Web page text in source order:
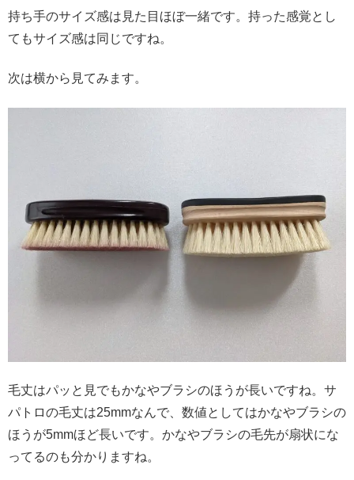
持ち手のサイズ感は見た目ほぼ一緒です。持った感覚とし
てもサイズ感は同じですね。
次は横から見てみます。
毛丈はパッと見でもかなやブラシのほうが長いですね。サ
パトロの毛丈は25mmなんで、数値としてはかなやブラシの
ほうが5mmほど長いです。かなやブラシの毛先が扇状にな
ってるのも分かりますね。